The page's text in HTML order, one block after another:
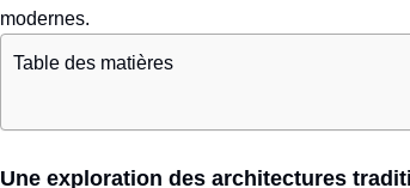
modernes.
Table des matières
Une exploration des architectures